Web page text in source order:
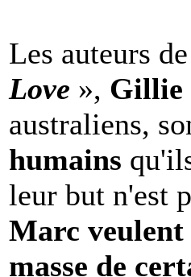
Les auteurs
Love », Gillie
australiens,
humains
leur but n'est
Marc
masse de